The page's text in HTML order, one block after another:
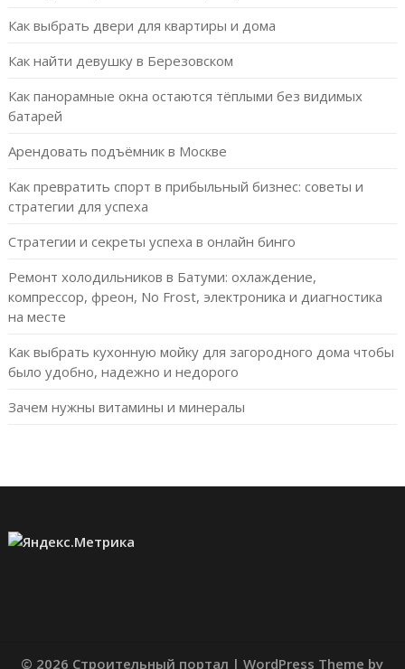
Как выбрать двери для квартиры и дома
Как найти девушку в Березовском
Как панорамные окна остаются тёплыми без видимых
батарей
Арендовать подъёмник в Москве
Как превратить спорт в прибыльный бизнес: советы и
стратегии для успеха
Стратегии и секреты успеха в онлайн бинго
Ремонт холодильников в Батуми: охлаждение,
компрессор, фреон, No Frost, электроника и диагностика
на месте
Как выбрать кухонную мойку для загородного дома чтобы
было удобно, надежно и недорого
Зачем нужны витамины и минералы
© 2026 Строительный портал | WordPress Theme by